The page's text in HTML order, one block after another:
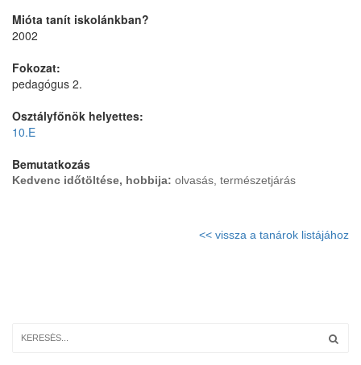
Mióta tanít iskolánkban?
2002
Fokozat:
pedagógus 2.
Osztályfőnök helyettes:
10.E
Bemutatkozás
Kedvenc időtöltése, hobbija: olvasás, természetjárás
<< vissza a tanárok listájához